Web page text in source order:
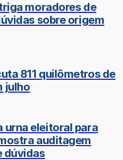
moradores de
sobre origem
811 quilômetros de
julho
urna eleitoral para
auditagem
dúvidas